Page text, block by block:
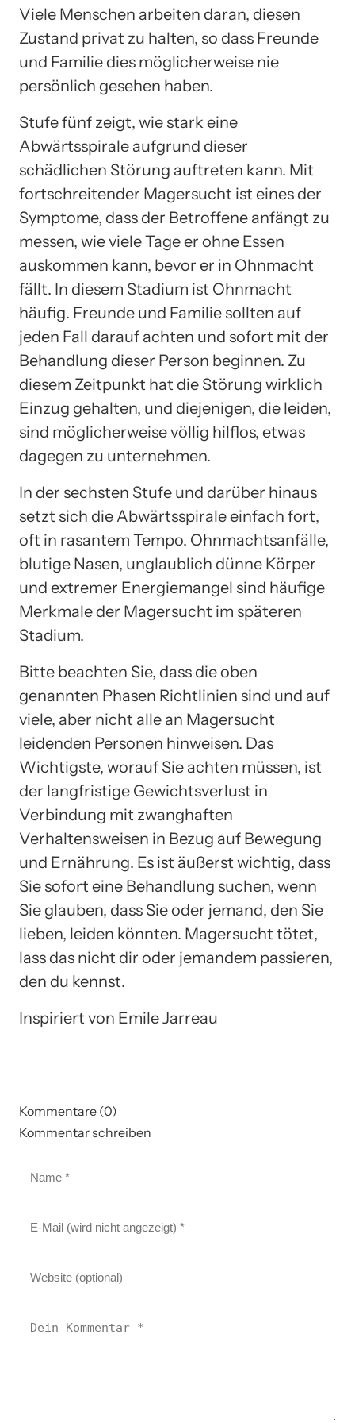
Viele Menschen arbeiten daran, diesen
Zustand privat zu halten, so dass Freunde
und Familie dies möglicherweise nie
persönlich gesehen haben.
Stufe fünf zeigt, wie stark eine
Abwärtsspirale aufgrund dieser
schädlichen Störung auftreten kann. Mit
fortschreitender Magersucht ist eines der
Symptome, dass der Betroffene anfängt zu
messen, wie viele Tage er ohne Essen
auskommen kann, bevor er in Ohnmacht
fällt. In diesem Stadium ist Ohnmacht
häufig. Freunde und Familie sollten auf
jeden Fall darauf achten und sofort mit der
Behandlung dieser Person beginnen. Zu
diesem Zeitpunkt hat die Störung wirklich
Einzug gehalten, und diejenigen, die leiden,
sind möglicherweise völlig hilflos, etwas
dagegen zu unternehmen.
In der sechsten Stufe und darüber hinaus
setzt sich die Abwärtsspirale einfach fort,
oft in rasantem Tempo. Ohnmachtsanfälle,
blutige Nasen, unglaublich dünne Körper
und extremer Energiemangel sind häufige
Merkmale der Magersucht im späteren
Stadium.
Bitte beachten Sie, dass die oben
genannten Phasen Richtlinien sind und auf
viele, aber nicht alle an Magersucht
leidenden Personen hinweisen. Das
Wichtigste, worauf Sie achten müssen, ist
der langfristige Gewichtsverlust in
Verbindung mit zwanghaften
Verhaltensweisen in Bezug auf Bewegung
und Ernährung. Es ist äußerst wichtig, dass
Sie sofort eine Behandlung suchen, wenn
Sie glauben, dass Sie oder jemand, den Sie
lieben, leiden könnten. Magersucht tötet,
lass das nicht dir oder jemandem passieren,
den du kennst.
Inspiriert von Emile Jarreau
Kommentare (0)
Kommentar schreiben